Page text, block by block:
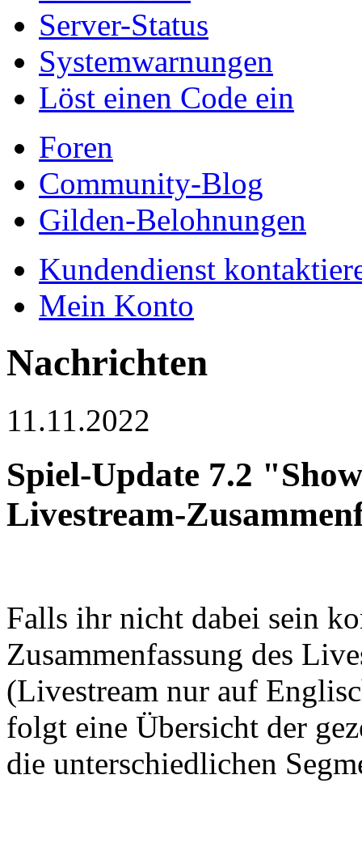
Server-Status
Systemwarnungen
Löst einen Code ein
Foren
Community-Blog
Gilden-Belohnungen
Kundendienst
Mein Konto
Nachrichten
11.11.2022
Spiel-Update 7.2
Livestream-
Falls ihr nicht dabei sein
Zusammenfassung des
(Livestream nur auf
folgt eine Übersicht der
die unterschiedlichen